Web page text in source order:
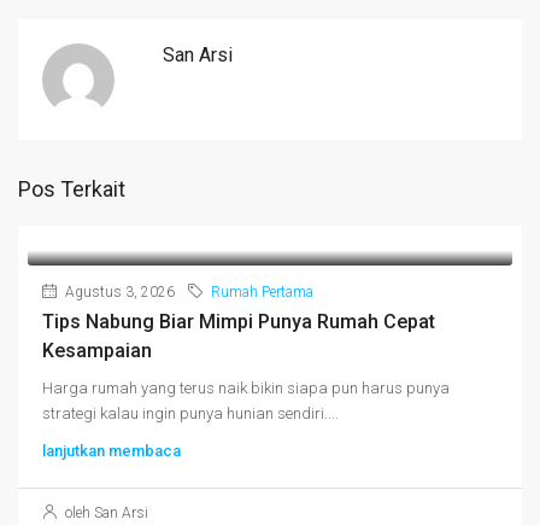
San Arsi
Pos Terkait
Agustus 3, 2026 Rumah Pertama
Tips Nabung Biar Mimpi Punya Rumah Cepat
Kesampaian
Harga rumah yang terus naik bikin siapa pun harus punya
strategi kalau ingin punya hunian sendiri....
lanjutkan membaca
oleh San Arsi